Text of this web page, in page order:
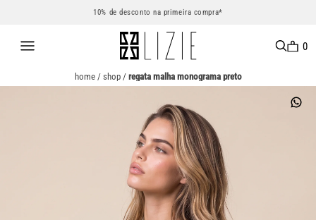
10% de desconto na primeira compra*
0
home/ shop/ regata malha monograma preto